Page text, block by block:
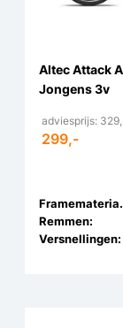
Altec Attack
Jongens 3v
adviesprijs:
299,-
Remmen:
Versnellingen: